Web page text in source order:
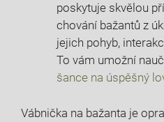
poskytuje skvělou⁣
chování ⁣bažantů z
jejich pohyb,
To vám umožní
šance na úspěšný
Vábnička na bažanta je